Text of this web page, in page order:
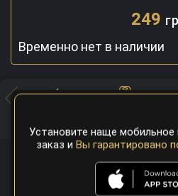
249
Временно нет в наличии
Установите наще мобильное
заказ и Вы гарантировано